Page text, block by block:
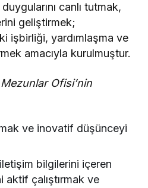
canlı tutmak,
geliştirmek;
işbirliği, yardımlaşma ve
amacıyla kurulmuştur.
Ofisi’nin
ve inovatif düşünceyi
iletişim bilgilerini içeren
aktif çalıştırmak ve